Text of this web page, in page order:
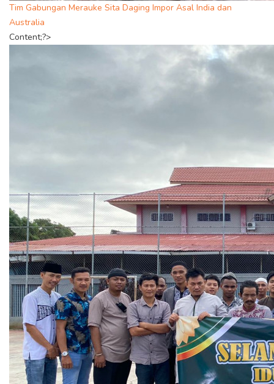
Tim Gabungan Merauke Sita Daging Impor Asal India dan
Australia
Content;?>